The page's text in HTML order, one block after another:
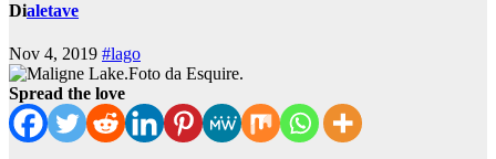
Dialetave
Nov 4, 2019 #lago
Foto da Esquire.
Spread the love